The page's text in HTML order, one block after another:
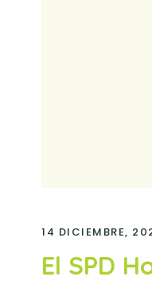
14 DICIEMBRE,
El SPD